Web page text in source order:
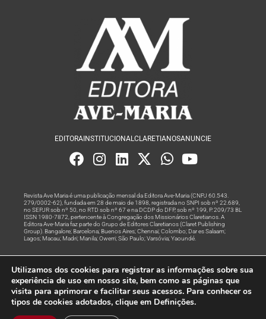
EDITORA INSTITUCIONALCLARETIANOSANUNCIE
Revista Ave Maria é uma publicação mensal da Editora Ave-Maria (CNPJ 60.543.
279/0002-62), fundada em 28 de maio de 1898, registrada no SNPI sob nº 22.689,
no SEPJR sob nº 50, no RTD sob nº 67 e na DCDP do DFP, sob nº 199, P. 209/73 BL
ISSN 1980-7872, pertencente à Congregação dos Missionários Claretianos. A
Editora Ave-Maria faz parte do Grupo de Editores Claretianos (Claret Publishing
Group). Bangalore; Barcelona; Buenos Aires; Chennai; Colombo; Dar es Salaam;
Lagos; Macau; Madri; Manila; Owerri; São Paulo; Varsóvia; Yaoundé.
Rede
© Todos os Direitos Reservados
Utilizamos dos cookies para registrar as informações sobre sua
experiência de uso em nosso site, bem como as páginas que
visita para aprimorar e facilitar seus acessos. Para conhecer os
tipos de cookies adotados, clique em Definições.